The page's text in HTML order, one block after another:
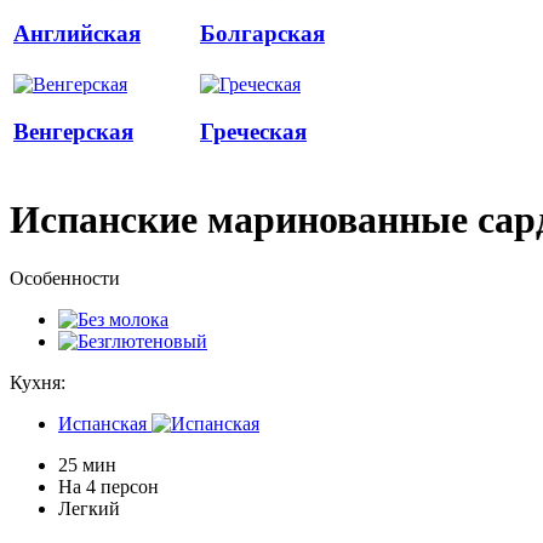
Английская Болгарская
Венгерская Греческая
Испанские маринованные
Особенности
Кухня:
Испанская
25 мин
На 4 персон
Легкий